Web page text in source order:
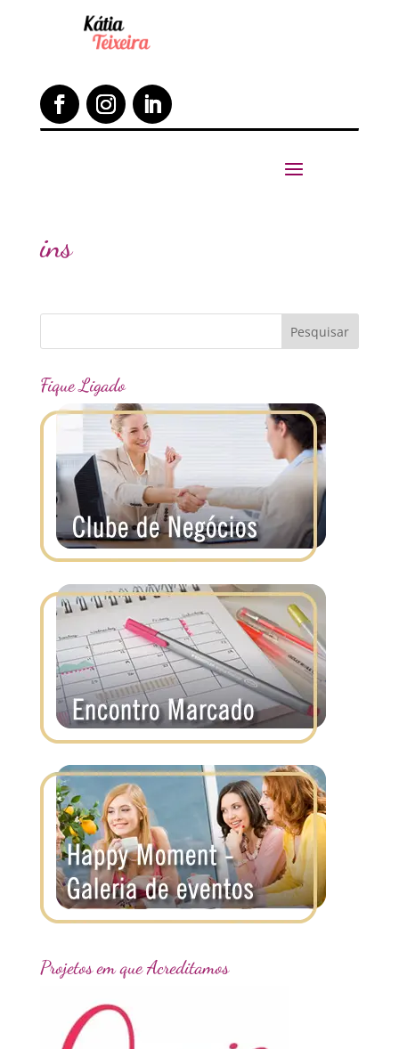
ins
Fique Ligado
Projetos em que Acreditamos